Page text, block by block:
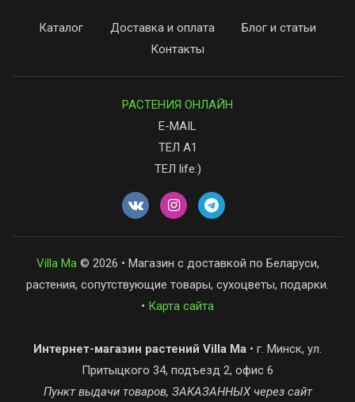
Каталог Доставка и оплата
Блог и статьи
Контакты
РАСТЕНИЯ ОНЛАЙН
E-MAIL
ТЕЛ А1
ТЕЛ life:)
Villa Ma© 2026 • Магазин с доставкой по Беларуси,
растения, сопутствующие товары, сухоцветы, подарки.
• Карта сайта
Интернет-магазин растений Villa Ma • г. Минск, ул.
Притыцкого 34, подъезд 2, офис 6
Пункт выдачи товаров, ЗАКАЗАННЫХ через сайт